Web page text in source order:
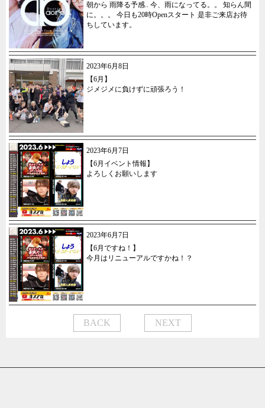
朝から 雨降る予感.. 今、雨になってる。。 知らん間
に。。。 今日も20時Openスタート 是非ご来店お待
ちしています。
2023年6月8日
【6月】
ジメジメに負けずに頑張ろう！
2023年6月7日
【6月イベント情報】
よろしくお願いします
2023年6月7日
【6月ですね！】
今月はリニューアルですかね！？
BACK NEXT